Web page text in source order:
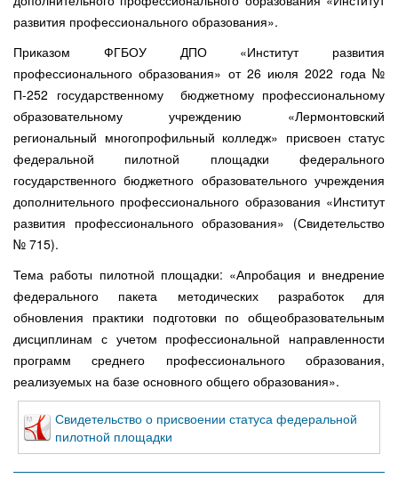
развития профессионального образования».
Приказом ФГБОУ ДПО «Институт развития
профессионального образования» от 26 июля 2022 года №
П-252 государственному бюджетному профессиональному
образовательному учреждению «Лермонтовский
региональный многопрофильный колледж» присвоен статус
федеральной пилотной площадки федерального
государственного бюджетного образовательного учреждения
дополнительного профессионального образования «Институт
развития профессионального образования» (Свидетельство
№ 715).
Тема работы пилотной площадки: «Апробация и внедрение
федерального пакета методических разработок для
обновления практики подготовки по общеобразовательным
дисциплинам с учетом профессиональной направленности
программ среднего профессионального образования,
реализуемых на базе основного общего образования».
Свидетельство о присвоении статуса федеральной
пилотной площадки